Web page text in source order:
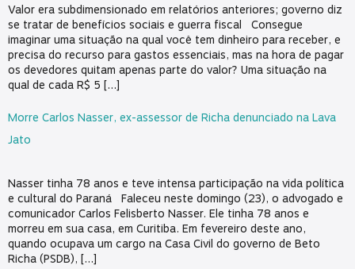
Valor era subdimensionado em relatórios anteriores; governo diz
se tratar de benefícios sociais e guerra fiscal Consegue
imaginar uma situação na qual você tem dinheiro para receber, e
precisa do recurso para gastos essenciais, mas na hora de pagar
os devedores quitam apenas parte do valor? Uma situação na
qual de cada R$ 5 […]
Morre Carlos Nasser, ex-assessor de Richa denunciado na Lava
Jato
Nasser tinha 78 anos e teve intensa participação na vida política
e cultural do Paraná Faleceu neste domingo (23), o advogado e
comunicador Carlos Felisberto Nasser. Ele tinha 78 anos e
morreu em sua casa, em Curitiba. Em fevereiro deste ano,
quando ocupava um cargo na Casa Civil do governo de Beto
Richa (PSDB), […]